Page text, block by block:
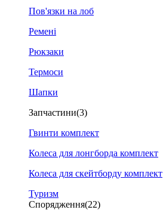
Пов'язки на лоб
Ремені
Рюкзаки
Термоси
Шапки
Запчастини(3)
Гвинти комплект
Колеса для лонгборда комплект
Колеса для скейтборду комплект
Туризм
Спорядження(22)